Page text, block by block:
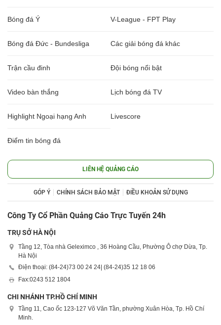
Bóng đá Ý V-League - FPT Play
Bóng đá Đức - Bundesliga Các giải bóng đá khác
Trận cầu đinh Đội bóng nổi bật
Video bàn thắng Lịch bóng đá TV
Highlight Ngoại hạng Anh Livescore
Điểm tin bóng đá
LIÊN HỆ QUẢNG CÁO
GÓP Ý CHÍNH SÁCH BẢO MẬT ĐIỀU KHOẢN SỬ DỤNG
Công Ty Cổ Phần Quảng Cáo Trực Tuyến 24h
TRỤ SỞ HÀ NỘI
Tầng 12, Tòa nhà Geleximco , 36 Hoàng Cầu, Phường Ô chợ Dừa, Tp.
Hà Nội
Điện thoại: (84-24)73 00 24 24 | (84-24)35 12 18 06
Fax:0243 512 1804
CHI NHÁNH TP.HỒ CHÍ MINH
Tầng 11, Cao ốc 123-127 Võ Văn Tần, phường Xuân Hòa, Tp. Hồ Chí
Minh.